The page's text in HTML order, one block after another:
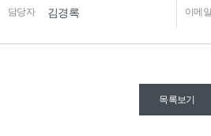
담당자 김경록 이메일
목록보기